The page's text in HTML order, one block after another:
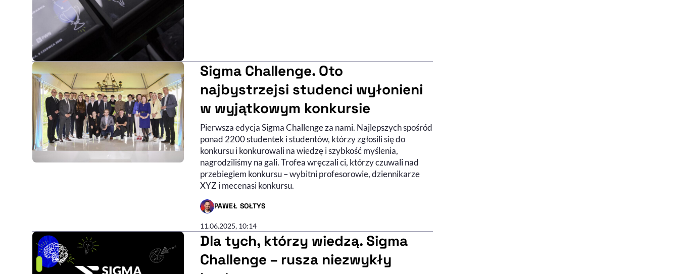
Sigma Challenge. Oto
najbystrzejsi studenci wyłonieni
w wyjątkowym konkursie
Pierwsza edycja Sigma Challenge za nami. Najlepszych spośród
ponad 2200 studentek i studentów, którzy zgłosili się do
konkursu i konkurowali na wiedzę i szybkość myślenia,
nagrodziliśmy na gali. Trofea wręczali ci, którzy czuwali nad
przebiegiem konkursu – wybitni profesorowie, dziennikarze
XYZ i mecenasi konkursu.
PAWEŁ SOŁTYS
- AUTOR ARTYKUŁU - PROFIL
11.06.2025, 10:14
Dla tych, którzy wiedzą. Sigma
Challenge – rusza niezwykły